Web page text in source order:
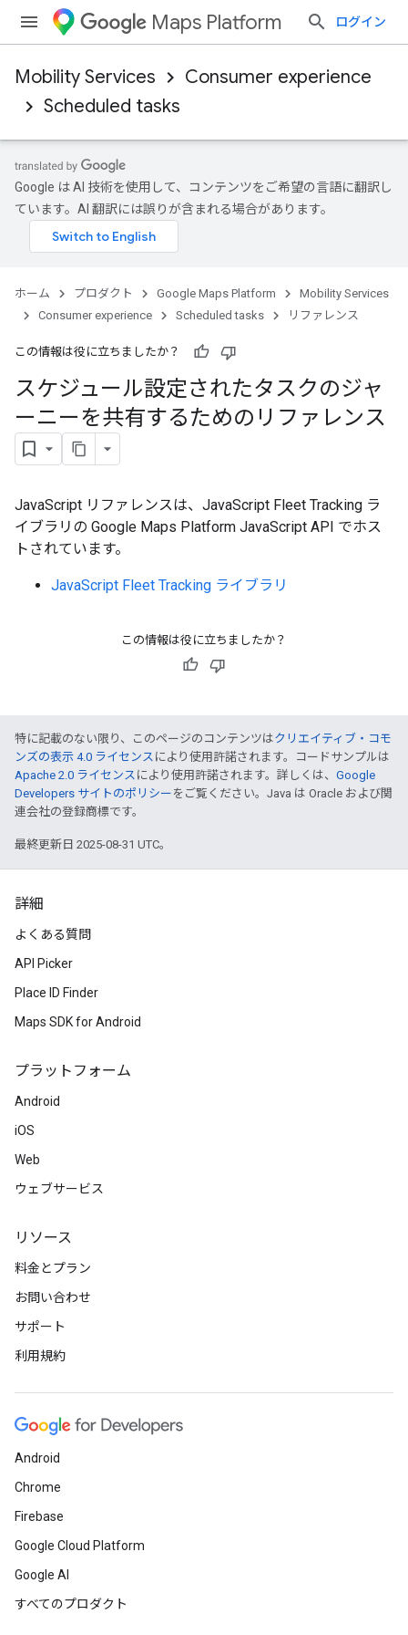
Maps Platform ログイン
Mobility Services
Consumer experience
Scheduled tasks
Google は AI 技術を使用して、コンテンツをご希望の言語に翻訳し
ています。AI 翻訳には誤りが含まれる場合があります。
ホーム プロダクト Google Maps Platform
Mobility Services
Consumer experience
Scheduled tasks リファレンス
この情報は役に立ちましたか？
スケジュール設定されたタスクのジャ
ーニーを共有するためのリファレンス
JavaScript リファレンスは、JavaScript Fleet Tracking ラ
イブラリの Google Maps Platform JavaScript API でホス
トされています。
JavaScript Fleet Tracking ライブラリ
この情報は役に立ちましたか？
特に記載のない限り、このページのコンテンツはクリエイティブ・コモ
ンズの表示 4.0 ライセンス により使用許諾されます。コードサンプルは
Apache 2.0 ライセンス により使用許諾されます。詳しくは、 Google
Developers サイトのポリシー をご覧ください。Java は Oracle および関
連会社の登録商標です。
最終更新日 2025-08-31 UTC。
詳細
よくある質問
API Picker
Place ID Finder
Maps SDK for Android
プラットフォーム
Android
iOS
Web
ウェブサービス
リソース
料金とプラン
お問い合わせ
サポート
利用規約
Android
Chrome
Firebase
Google Cloud Platform
Google AI
すべてのプロダクト